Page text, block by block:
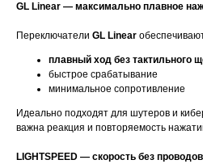
GL Linear — максимально плавное
Переключатели GL Linear
плавный ход без тактильного
быстрое срабатывание
минимальное сопротивление
Идеально подходят для шутеров и
важна реакция и повторяемость
LIGHTSPEED — скорость без проводов